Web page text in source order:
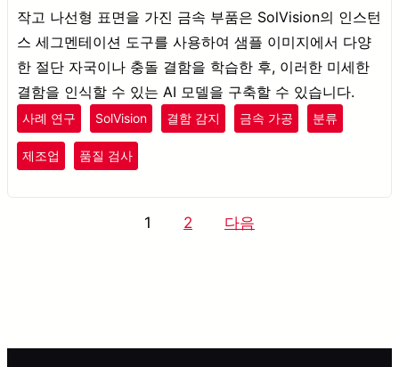
작고 나선형 표면을 가진 금속 부품은 SolVision의 인스턴
스 세그멘테이션 도구를 사용하여 샘플 이미지에서 다양
한 절단 자국이나 충돌 결함을 학습한 후, 이러한 미세한
결함을 인식할 수 있는 AI 모델을 구축할 수 있습니다.
사례 연구 SolVision 결함 감지 금속 가공 분류
제조업 품질 검사
1 2 다음